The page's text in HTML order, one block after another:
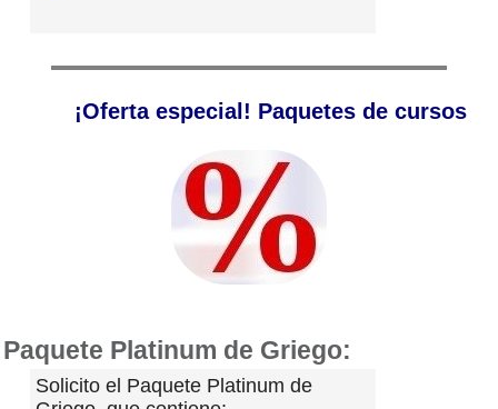
¡Oferta especial! Paquetes de cursos
Paquete Platinum de Griego:
Solicito el Paquete Platinum de